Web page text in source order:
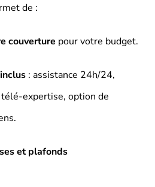
de :
couverture pour votre budget.
: assistance 24h/24,
expertise, option de
et plafonds